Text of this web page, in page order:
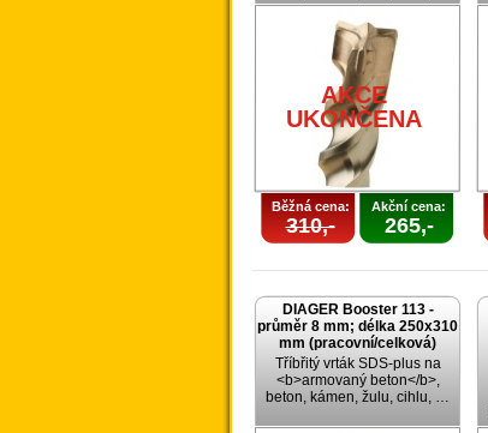
AKCE
UKONČENA
Běžná cena:
310,-
Akční cena:
265,-
DIAGER Booster 113 -
průměr 8 mm; délka 250x310
mm (pracovní/celková)
Tříbřitý vrták SDS-plus na
<b>armovaný beton</b>,
beton, kámen, žulu, cihlu, …